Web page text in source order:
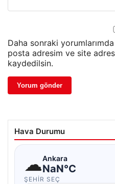
Daha sonraki
posta adresim ve site
kaydedilsin.
Hava Durumu
☁Ankara
NaN°C
ŞEHIR SEÇ